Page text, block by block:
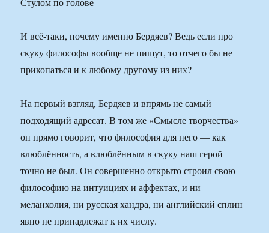
И всё-таки, почему именно Бердяев? Ведь если про
скуку философы вообще не пишут, то отчего бы не
прикопаться и к любому другому из них?
На первый взгляд, Бердяев и впрямь не самый
подходящий адресат. В том же «Смысле творчества»
он прямо говорит, что философия для него — как
влюблённость, а влюблённым в скуку наш герой
точно не был. Он совершенно открыто строил свою
философию на интуициях и аффектах, и ни
меланхолия, ни русская хандра, ни английский сплин
явно не принадлежат к их числу.